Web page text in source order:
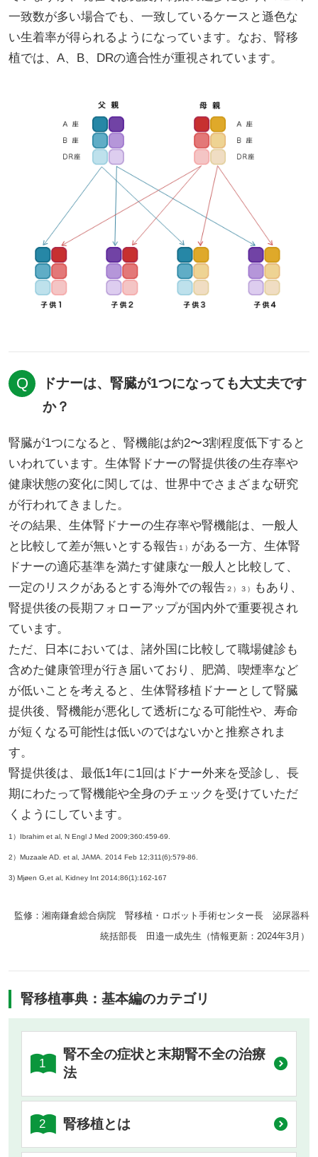
一致数が多い場合でも、一致しているケースと遜色な
い生着率が得られるようになっています。なお、腎移
植では、A、B、DRの適合性が重視されています。
ドナーは、腎臓が1つになっても大丈夫です
か？
腎臓が1つになると、腎機能は約2〜3割程度低下すると
いわれています。生体腎ドナーの腎提供後の生存率や
健康状態の変化に関しては、世界中でさまざまな研究
が行われてきました。
その結果、生体腎ドナーの生存率や腎機能は、一般人
と比較して差が無いとする報告１） がある一方、生体腎
ドナーの適応基準を満たす健康な一般人と比較して、
一定のリスクがあるとする海外での報告２）３）
もあり、
腎提供後の長期フォローアップが国内外で重要視され
ています。
ただ、日本においては、諸外国に比較して職場健診も
含めた健康管理が行き届いており、肥満、喫煙率など
が低いことを考えると、生体腎移植ドナーとして腎臓
提供後、腎機能が悪化して透析になる可能性や、寿命
が短くなる可能性は低いのではないかと推察されま
す。
腎提供後は、最低1年に1回はドナー外来を受診し、長
期にわたって腎機能や全身のチェックを受けていただ
くようにしています。
1）Ibrahim et al, N Engl J Med 2009;360:459-69.
2）Muzaale AD. et al, JAMA. 2014 Feb 12;311(6):579-86.
3) Mjøen G,et al, Kidney Int 2014;86(1):162-167
監修：湘南鎌倉総合病院 腎移植・ロボット手術センター長 泌尿器科
統括部長 田邉一成先生（情報更新：2024年3月）
腎移植事典：基本編のカテゴリ
1
腎不全の症状と末期腎不全の治療
法
2 腎移植とは